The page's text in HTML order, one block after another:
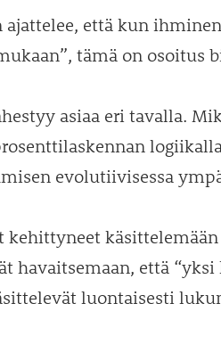
ajattelee, että kun
tämä on osoitus
asiaa eri tavalla.
evolutiivisessa
kehittyneet
havaitsemaan, että
luontaisesti